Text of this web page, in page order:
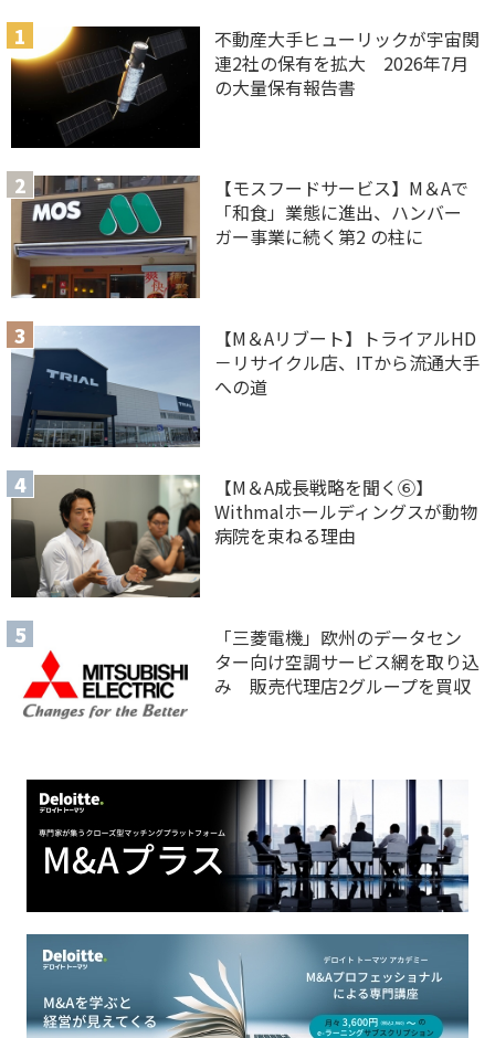
不動産大手ヒューリックが宇宙関
連2社の保有を拡大 2026年7月
の大量保有報告書
【モスフードサービス】M＆Aで
「和食」業態に進出、ハンバー
ガー事業に続く第2 の柱に
【M＆Aリブート】トライアルHD
－リサイクル店、ITから流通大手
への道
【M＆A 成長戦略を聞く⑥】
Withmalホールディングスが動物
病院を束ねる理由
「三菱電機」欧州のデータセン
ター向け空調サービス網を取り込
み 販売代理店2グループを買収